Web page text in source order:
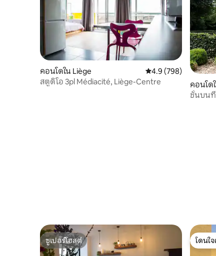
คอนโดใน Liège คะแนนเฉลี่ย 4.9 จาก
4.9 (798)
สตูดิโอ 3pl Médiacité, Liège-Centre
คอนโด
ชั้นบนที่
ซูเปอร์โฮสต์
ซูเปอร์โฮสต์
โดนใ
โดนใ